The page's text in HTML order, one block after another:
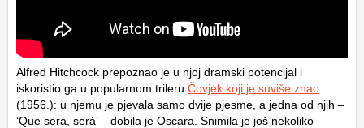
Alfred Hitchcock prepoznao je u njoj dramski potencijal i
iskoristio ga u popularnom trileru Čovjek koji je suviše znao
(1956.): u njemu je pjevala samo dvije pjesme, a jedna od njih –
‘Que será, será’ – dobila je Oscara. Snimila je još nekoliko